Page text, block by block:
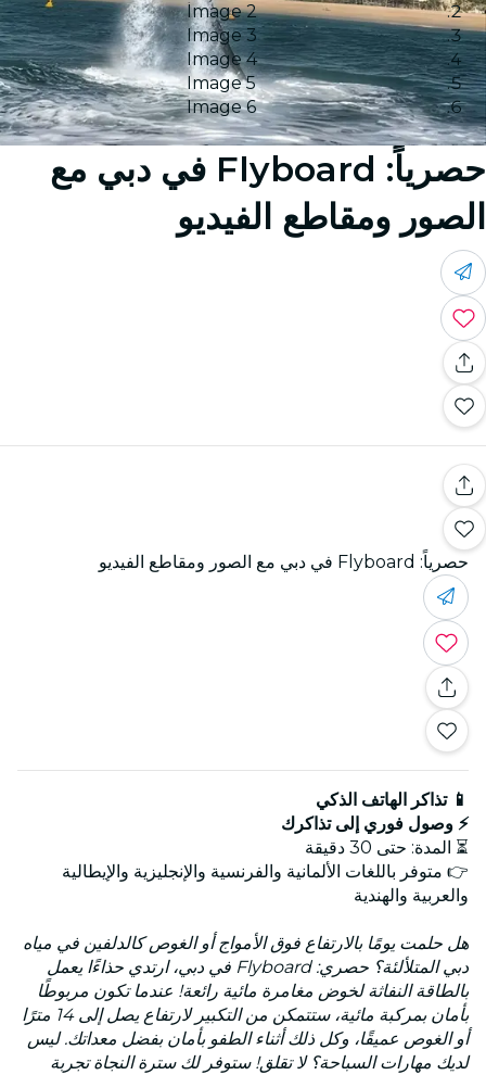
Image 2
Image 3
Image 4
Image 5
Image 6
حصرياً: Flyboard في دبي مع
الصور ومقاطع الفيديو
حصرياً: Flyboard في دبي مع الصور ومقاطع الفيديو
📱 تذاكر الهاتف الذكي
⚡ وصول فوري إلى تذاكرك
⏳ المدة: حتى 30 دقيقة
👉 متوفر باللغات الألمانية والفرنسية والإنجليزية والإيطالية
والعربية والهندية
هل حلمت يومًا بالارتفاع فوق الأمواج أو الغوص كالدلفين في مياه
دبي المتلألئة؟ حصري: Flyboard في دبي، ارتدي حذاءًا يعمل
بالطاقة النفاثة لخوض مغامرة مائية رائعة! عندما تكون مربوطًا
بأمان بمركبة مائية، ستتمكن من التكبير لارتفاع يصل إلى 14 مترًا
أو الغوص عميقًا، وكل ذلك أثناء الطفو بأمان بفضل معداتك. ليس
لديك مهارات السباحة؟ لا تقلق! ستوفر لك سترة النجاة تجربة